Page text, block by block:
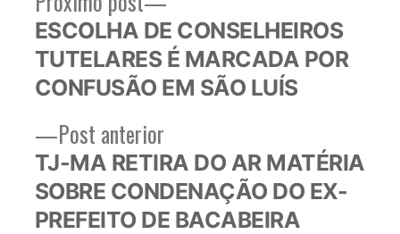
de
Post
Post anteriorPost
anterior:
TJ-MA RETIRA DO AR MATÉRIA
SOBRE CONDENAÇÃO DO EX-
PREFEITO DE BACABEIRA
post:
ESCOLHA DE CONSELHEIROS
TUTELARES É MARCADA POR
CONFUSÃO EM SÃO LUÍS